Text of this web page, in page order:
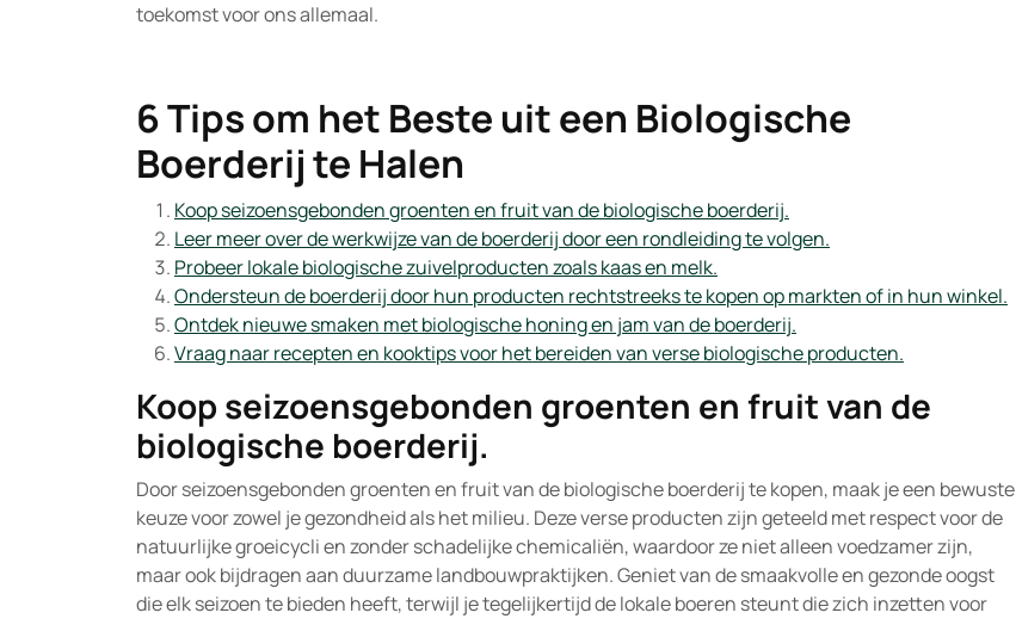
toekomst voor ons allemaal.
6 Tips om het Beste uit een Biologische
Boerderij te Halen
Koop seizoensgebonden groenten en fruit van de biologische boerderij.
Leer meer over de werkwijze van de boerderij door een rondleiding te volgen.
Probeer lokale biologische zuivelproducten zoals kaas en melk.
Ondersteun de boerderij door hun producten rechtstreeks te kopen op markten of in hun winkel.
Ontdek nieuwe smaken met biologische honing en jam van de boerderij.
Vraag naar recepten en kooktips voor het bereiden van verse biologische producten.
Koop seizoensgebonden groenten en fruit van de
biologische boerderij.
Door seizoensgebonden groenten en fruit van de biologische boerderij te kopen, maak je een bewuste
keuze voor zowel je gezondheid als het milieu. Deze verse producten zijn geteeld met respect voor de
natuurlijke groeicycli en zonder schadelijke chemicaliën, waardoor ze niet alleen voedzamer zijn,
maar ook bijdragen aan duurzame landbouwpraktijken. Geniet van de smaakvolle en gezonde oogst
die elk seizoen te bieden heeft, terwijl je tegelijkertijd de lokale boeren steunt die zich inzetten voor